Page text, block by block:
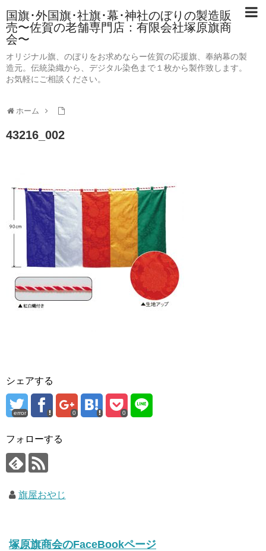
国旗･外国旗･社旗･幕･神社のぼりの製造販
売〜佐賀の老舗専門店：有限会社塚原旗商
会〜
オリジナル旗、のぼりをお求めならー佐賀の応援旗、奉納幕の製
造元。伝統染織から、デジタル染色まで１枚から製作致します。
お気軽にご相談ください。
ホーム
43216_002
シェアする
error 0 0
フォローする
旗屋おやじ
塚原旗商会のFaceBookページ